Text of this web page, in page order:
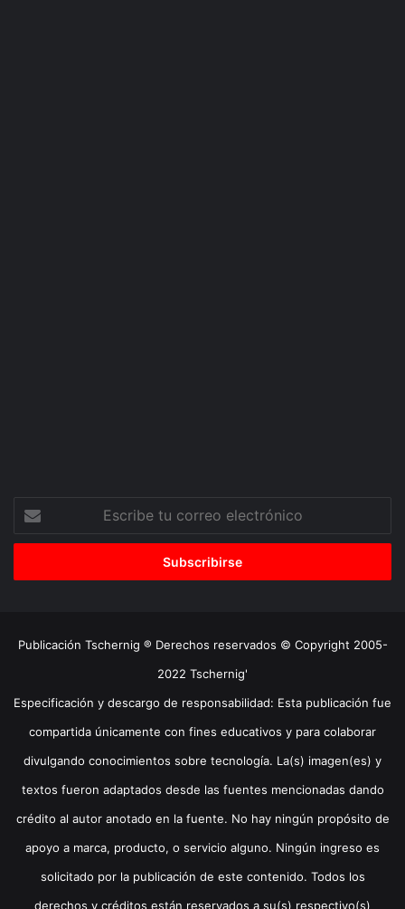
correo
Publicación Tschernig ® Derechos reservados © Copyright 2005-
2022 Tschernig'
Especificación y descargo de responsabilidad: Esta publicación fue
compartida únicamente con fines educativos y para colaborar
divulgando conocimientos sobre tecnología. La(s) imagen(es) y
textos fueron adaptados desde las fuentes mencionadas dando
crédito al autor anotado en la fuente. No hay ningún propósito de
apoyo a marca, producto, o servicio alguno. Ningún ingreso es
solicitado por la publicación de este contenido. Todos los
derechos y créditos están reservados a su(s) respectivo(s)